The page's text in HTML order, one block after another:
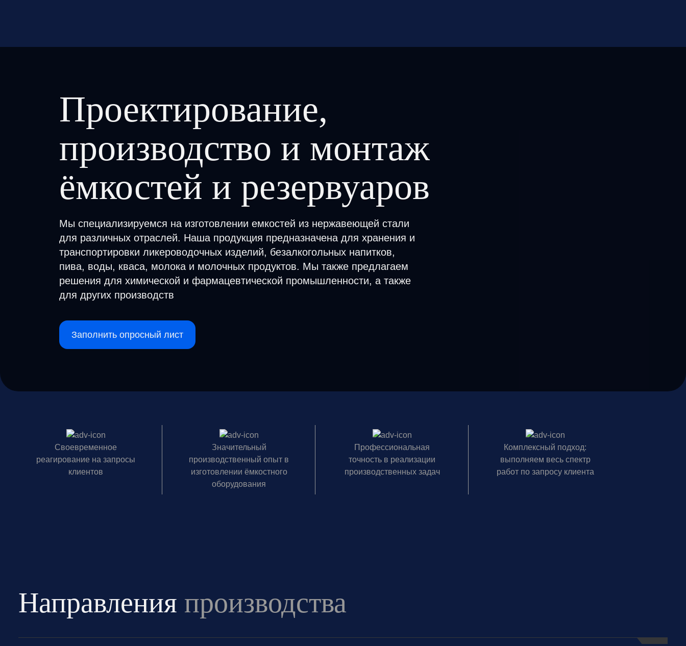
Проектирование,
производство и монтаж
ёмкостей и резервуаров
Мы специализируемся на изготовлении емкостей из нержавеющей стали
для различных отраслей. Наша продукция предназначена для хранения и
транспортировки ликероводочных изделий, безалкогольных напитков,
пива, воды, кваса, молока и молочных продуктов. Мы также предлагаем
решения для химической и фармацевтической промышленности, а также
для других производств
Заполнить опросный лист
Своевременное
реагирование на запросы
клиентов
Значительный
производственный опыт в
изготовлении ёмкостного
оборудования
Профессиональная
точность в реализации
производственных задач
Комплексный подход:
выполняем весь спектр
работ по запросу клиента
Направления производства